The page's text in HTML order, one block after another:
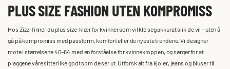
PLUS SIZE FASHION UTEN KOMPROMISS
Hos Zizzi finner du plus size-klær for kvinner som vil kle seg akkurat slik de vil – uten å
gå på kompromiss med passform, komfort eller de nyeste trendene. Vi designer
mote i størrelsene 40–64 med en forståelse for kvinnekroppen, og sørger for at
plaggene våre sitter like godt som de ser ut. Utforsk alt fra kjoler, jeans og bluser til